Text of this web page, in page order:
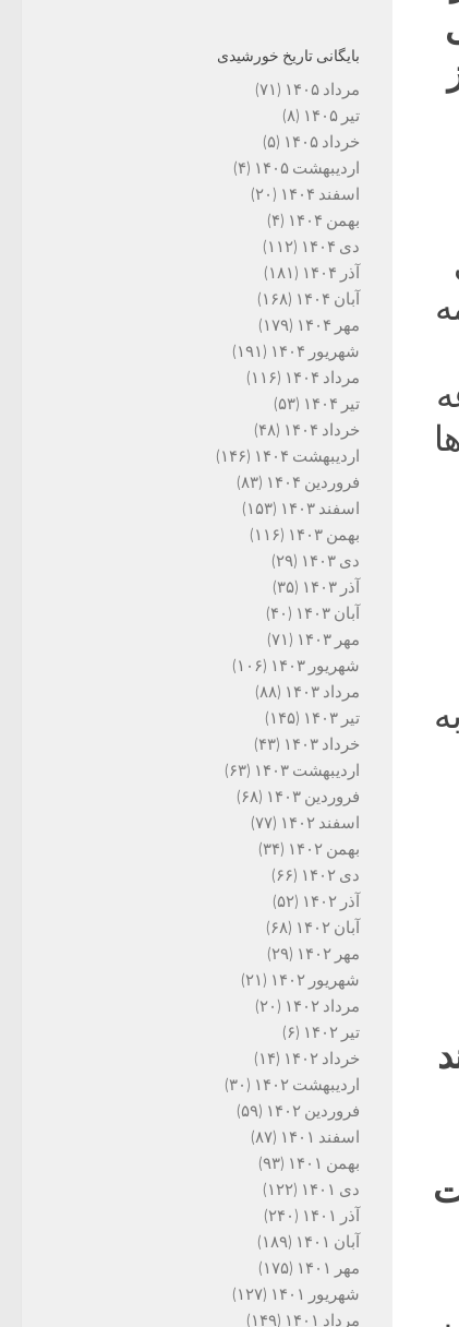
بایگانی تاریخ خورشیدی
مرداد ۱۴۰۵
(۷۱)
تیر ۱۴۰۵
(۸)
خرداد ۱۴۰۵
(۵)
اردیبهشت ۱۴۰۵
(۴)
اسفند ۱۴۰۴
(۲۰)
بهمن ۱۴۰۴
(۴)
دی ۱۴۰۴
(۱۱۲)
آذر ۱۴۰۴
(۱۸۱)
آبان ۱۴۰۴
(۱۶۸)
مهر ۱۴۰۴
(۱۷۹)
شهریور ۱۴۰۴
(۱۹۱)
مرداد ۱۴۰۴
(۱۱۶)
تیر ۱۴۰۴
(۵۳)
خرداد ۱۴۰۴
(۴۸)
اردیبهشت ۱۴۰۴
(۱۴۶)
فروردین ۱۴۰۴
(۸۳)
اسفند ۱۴۰۳
(۱۵۳)
بهمن ۱۴۰۳
(۱۱۶)
دی ۱۴۰۳
(۲۹)
آذر ۱۴۰۳
(۳۵)
آبان ۱۴۰۳
(۴۰)
مهر ۱۴۰۳
(۷۱)
شهریور ۱۴۰۳
(۱۰۶)
مرداد ۱۴۰۳
(۸۸)
تیر ۱۴۰۳
(۱۴۵)
خرداد ۱۴۰۳
(۴۳)
اردیبهشت ۱۴۰۳
(۶۳)
فروردین ۱۴۰۳
(۶۸)
اسفند ۱۴۰۲
(۷۷)
بهمن ۱۴۰۲
(۳۴)
دی ۱۴۰۲
(۶۶)
آذر ۱۴۰۲
(۵۲)
آبان ۱۴۰۲
(۶۸)
مهر ۱۴۰۲
(۲۹)
شهریور ۱۴۰۲
(۲۱)
مرداد ۱۴۰۲
(۲۰)
تیر ۱۴۰۲
(۶)
خرداد ۱۴۰۲
(۱۴)
اردیبهشت ۱۴۰۲
(۳۰)
فروردین ۱۴۰۲
(۵۹)
اسفند ۱۴۰۱
(۸۷)
بهمن ۱۴۰۱
(۹۳)
دی ۱۴۰۱
(۱۲۲)
آذر ۱۴۰۱
(۲۴۰)
آبان ۱۴۰۱
(۱۸۹)
مهر ۱۴۰۱
(۱۷۵)
شهریور ۱۴۰۱
(۱۲۷)
مرداد ۱۴۰۱
(۱۴۹)